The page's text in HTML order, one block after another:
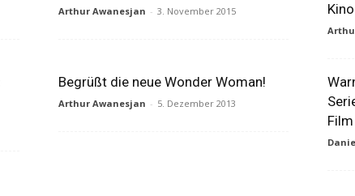
Arthur Awanesjan - 3. November 2015
Kino
Begrüßt die neue Wonder Woman!
Arthur Awanesjan - 5. Dezember 2013
Film